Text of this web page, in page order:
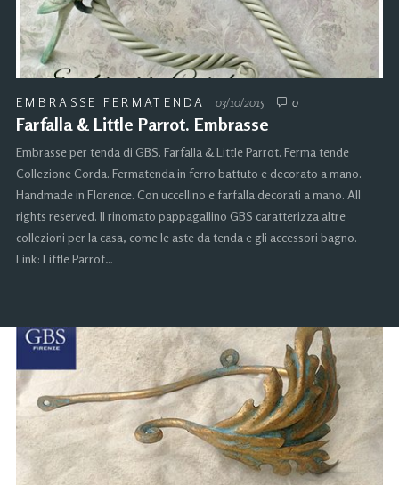
EMBRASSE FERMATENDA 03/10/2015 0
Farfalla & Little Parrot. Embrasse
Embrasse per tenda di GBS. Farfalla & Little Parrot. Ferma tende
Collezione Corda. Fermatenda in ferro battuto e decorato a mano.
Handmade in Florence. Con uccellino e farfalla decorati a mano. All
rights reserved. Il rinomato pappagallino GBS caratterizza altre
collezioni per la casa, come le aste da tenda e gli accessori bagno.
Link: Little Parrot…